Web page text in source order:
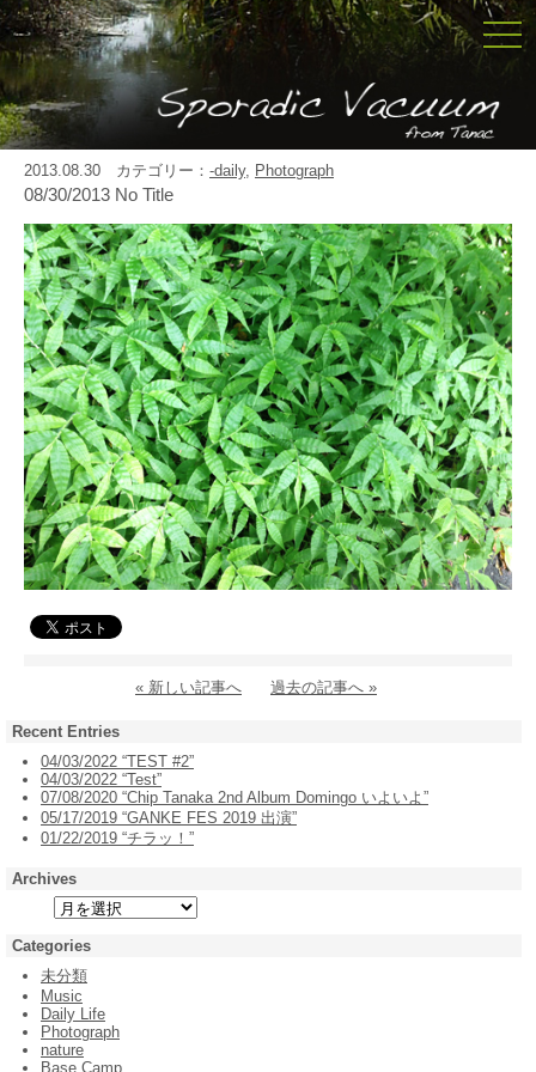
2013.08.30 カテゴリー： -daily, Photograph
08/30/2013 No Title
« 新しい記事へ 過去の記事へ »
Recent Entries
04/03/2022 “TEST #2”
04/03/2022 “Test”
07/08/2020 “Chip Tanaka 2nd Album Domingo いよいよ”
05/17/2019 “GANKE FES 2019 出演”
01/22/2019 “チラッ！”
Archives
Categories
未分類
Music
Daily Life
Photograph
nature
Base Camp